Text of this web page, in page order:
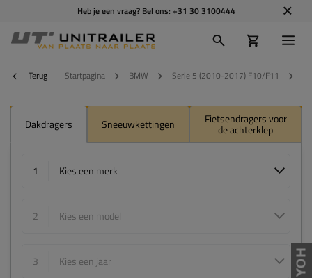
Heb je een vraag? Bel ons: +31 30 3100444
Terug Startpagina BMW Serie 5 (2010-2017) F10/F11
Dakdragers Sneeuwkettingen Fietsendragers voor
de achterklep
1 Kies een merk
2 Kies een model
3 Kies een jaar